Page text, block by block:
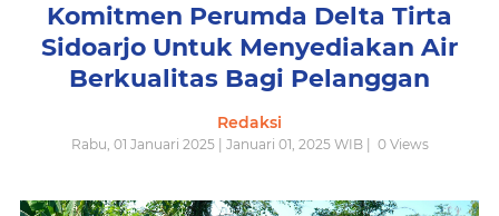
Komitmen Perumda Delta Tirta
Sidoarjo Untuk Menyediakan Air
Berkualitas Bagi Pelanggan
Redaksi
Rabu, 01 Januari 2025 | Januari 01, 2025 WIB | 0Views